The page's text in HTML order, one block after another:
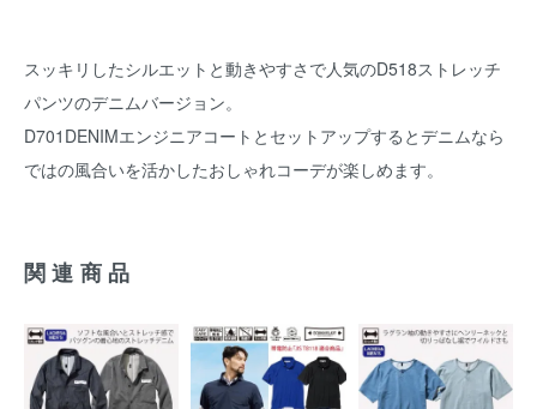
スッキリしたシルエットと動きやすさで人気のD518ストレッチ
パンツのデニムバージョン。
D701DENIMエンジニアコートとセットアップするとデニムなら
ではの風合いを活かしたおしゃれコーデが楽しめます。
関連商品